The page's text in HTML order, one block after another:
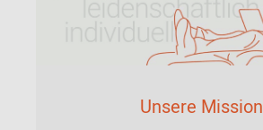
Unsere Mission